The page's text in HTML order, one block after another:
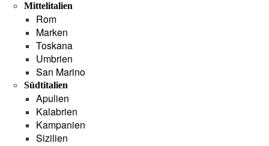
Mittelitalien
Rom
Marken
Toskana
Umbrien
San Marino
Südtitalien
Apulien
Kalabrien
Kampanien
Sizilien